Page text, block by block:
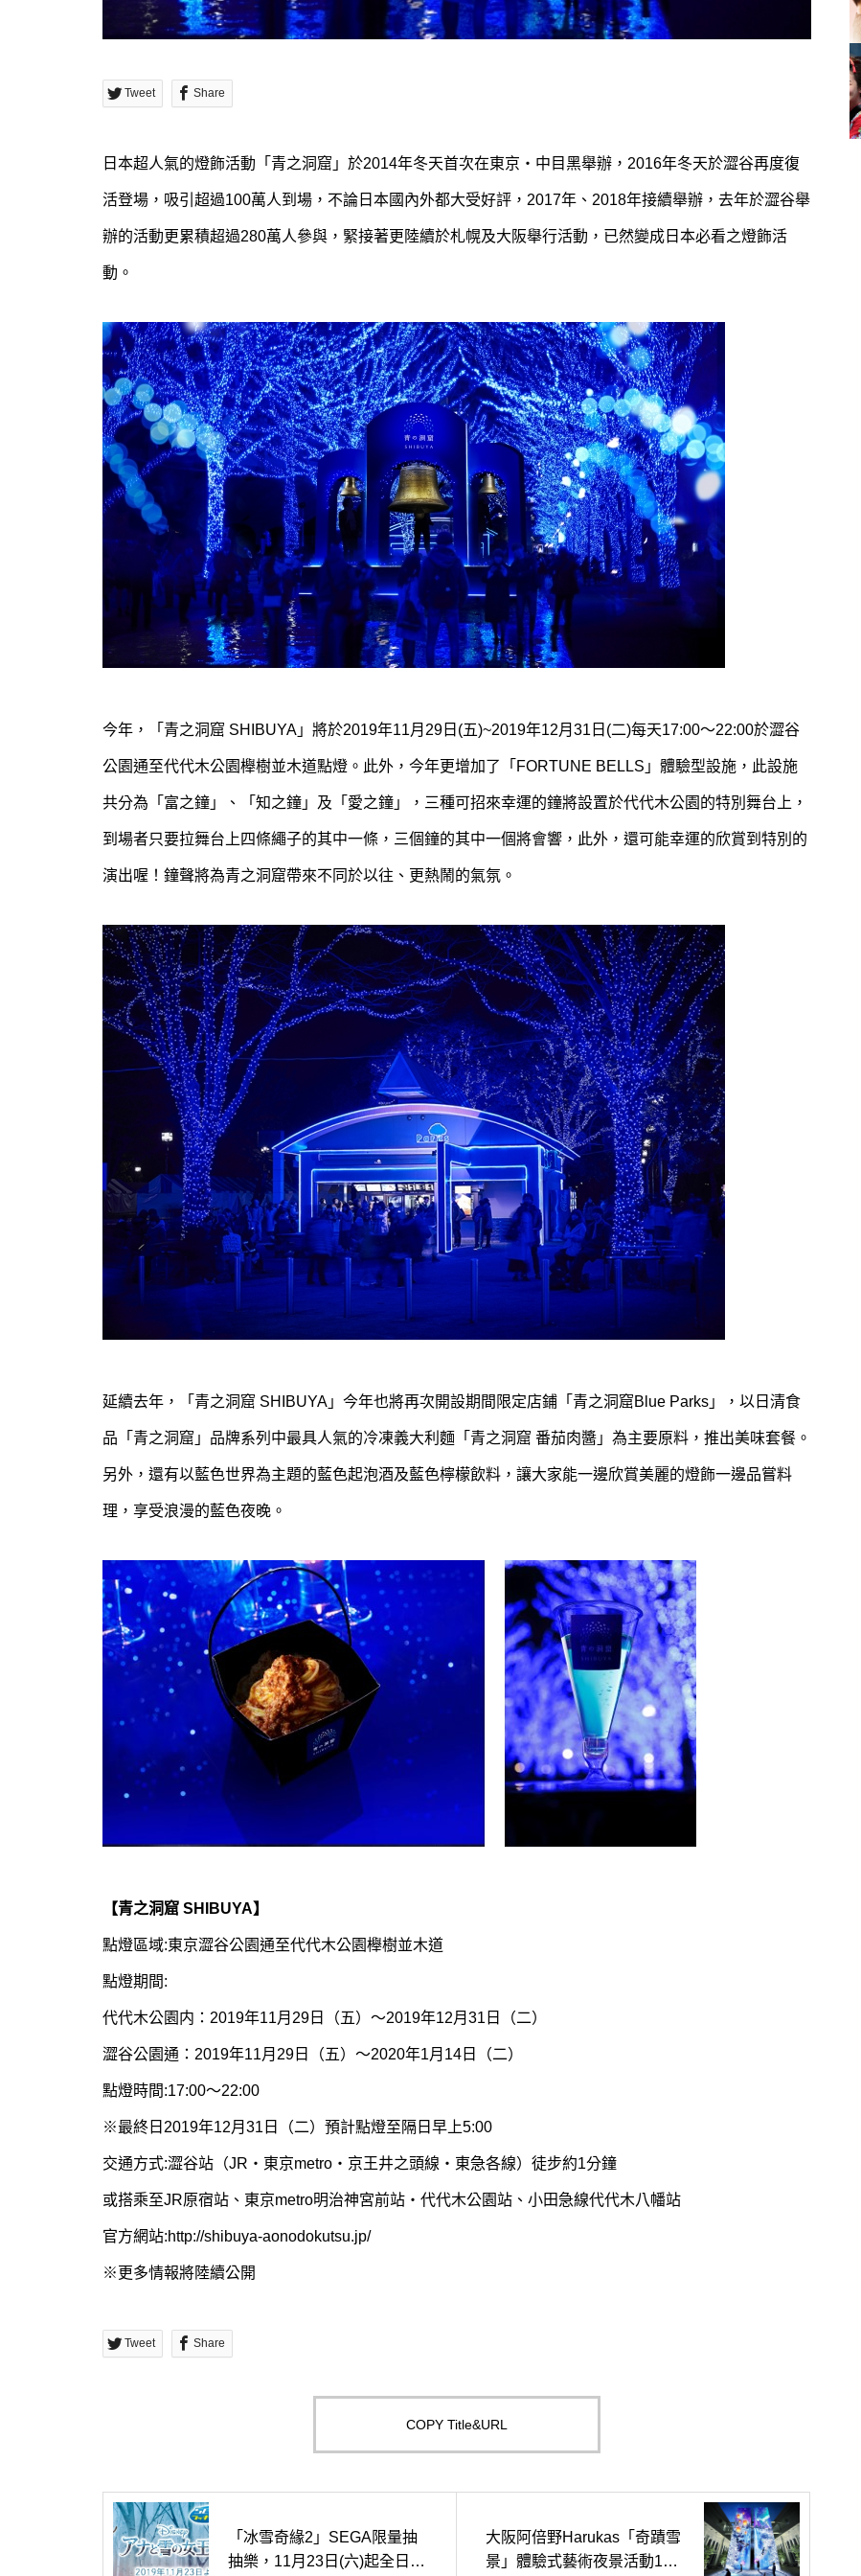
Tweet Share
日本超人氣的燈飾活動「青之洞窟」於2014年冬天首次在東京・中目黑舉辦，2016年冬天於澀谷再度復
活登場，吸引超過100萬人到場，不論日本國內外都大受好評，2017年、2018年接續舉辦，去年於澀谷舉
辦的活動更累積超過280萬人參與，緊接著更陸續於札幌及大阪舉行活動，已然變成日本必看之燈飾活
動。
今年，「青之洞窟 SHIBUYA」將於2019年11月29日(五)~2019年12月31日(二)每天17:00～22:00於澀谷
公園通至代代木公園櫸樹並木道點燈。此外，今年更增加了「FORTUNE BELLS」體驗型設施，此設施
共分為「富之鐘」、「知之鐘」及「愛之鐘」，三種可招來幸運的鐘將設置於代代木公園的特別舞台上，
到場者只要拉舞台上四條繩子的其中一條，三個鐘的其中一個將會響，此外，還可能幸運的欣賞到特別的
演出喔！鐘聲將為青之洞窟帶來不同於以往、更熱鬧的氣氛。
延續去年，「青之洞窟 SHIBUYA」今年也將再次開設期間限定店鋪「青之洞窟Blue Parks」，以日清食
品「青之洞窟」品牌系列中最具人氣的冷凍義大利麵「青之洞窟 番茄肉醬」為主要原料，推出美味套餐。
另外，還有以藍色世界為主題的藍色起泡酒及藍色檸檬飲料，讓大家能一邊欣賞美麗的燈飾一邊品嘗料
理，享受浪漫的藍色夜晚。
【青之洞窟 SHIBUYA】
點燈區域:東京澀谷公園通至代代木公園櫸樹並木道
點燈期間:
代代木公園内：2019年11月29日（五）～2019年12月31日（二）
澀谷公園通：2019年11月29日（五）～2020年1月14日（二）
點燈時間:17:00〜22:00
※最終日2019年12月31日（二）預計點燈至隔日早上5:00
交通方式:澀谷站（JR・東京metro・京王井之頭線・東急各線）徒步約1分鐘
或搭乘至JR原宿站、東京metro明治神宮前站・代代木公園站、小田急線代代木八幡站
官方網站:http://shibuya-aonodokutsu.jp/
※更多情報將陸續公開
Tweet Share
COPY Title&URL
「冰雪奇緣2」SEGA限量抽
抽樂，11月23日(六)起全日本
大阪阿倍野Harukas「奇蹟雪
景」體驗式藝術夜景活動11